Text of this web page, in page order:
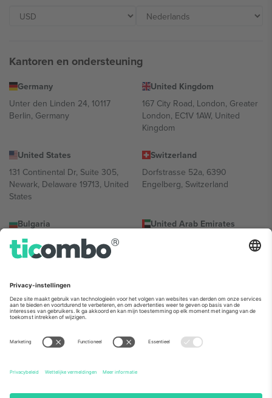
Kantoren en ondersteuning
Germany
Unter den Linden 24, 10117
Berlin, Germany
United Kingdom
167 City Road, London, Greater
London, EC1V 1AW, United
Kingdom
United States
131 Continental Dr, Suite 305,
Newark, Delaware 19713, United
States
Switzerland
Dorfstrasse 52a, 6390
Engelberg, Switzerland
Bulgaria
Regus Sofia City West, bul
Totleben 53-55, 1606 Sofia,
United Arab Emirates
UAE Dubai Silicon Oasis, DDP
Building A1, Office 302, Dubai,
Mexico
Av Chapultepec 360, Roma
Norte, Cuauhtémoc, 06700
Ciudad de México, CDMX,
Mexico
De juridische entiteit van de aanbieder van het platform kan
domein. Kijk voor meer informatie op de specifieke pagina van het